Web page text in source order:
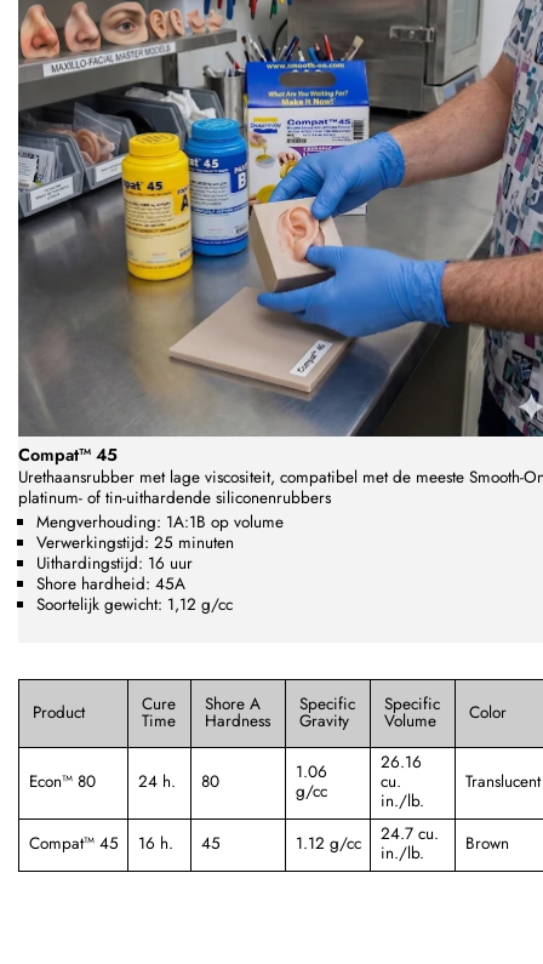
Compat™ 45
Urethaansrubber met lage viscositeit, compatibel met de meeste Smooth-
platinum- of tin-uithardende siliconenrubbers
Mengverhouding: 1A:1B op volume
Verwerkingstijd: 25 minuten
Uithardingstijd: 16 uur
Shore hardheid: 45A
Soortelijk gewicht: 1,12 g/cc
Product Cure
Time
Shore A
Hardness
Specific
Gravity
Specific
Volume Color
Econ™ 80 24 h. 80
1.06
g/cc
26.16
cu.
in./lb.
Translucent
Compat™ 45 16 h. 45 1.12 g/cc
24.7 cu.
in./lb.
Brown